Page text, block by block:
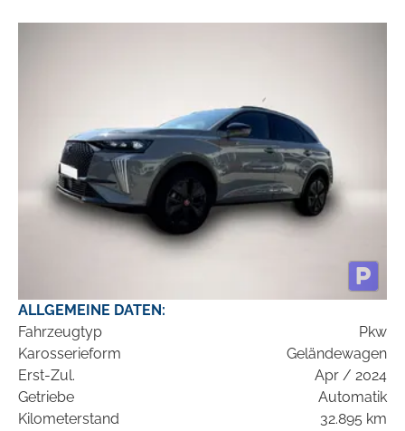
ALLGEMEINE DATEN:
Fahrzeugtyp
Pkw
Karosserieform
Geländewagen
Erst-Zul.
Apr / 2024
Getriebe
Automatik
Kilometerstand
32.895 km